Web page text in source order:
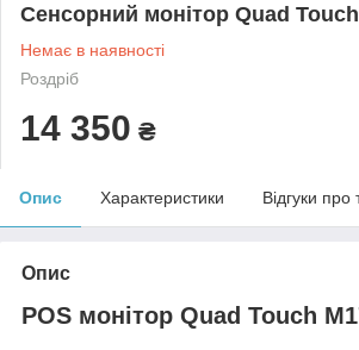
Сенсорний монітор Quad
Немає в наявності
Роздріб
14 350 ₴
Опис Характеристики Відгуки про
Опис
POS монітор Quad Touch